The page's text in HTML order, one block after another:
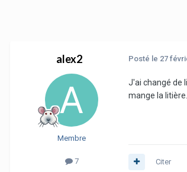
alex2
Membre
7
Posté le 27
J'ai changé de
mange la
Citer